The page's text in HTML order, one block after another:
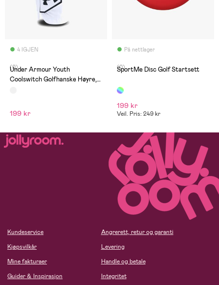
4 IGJEN
(0)
Under Armour Youth
Coolswitch Golfhanske Høyre,
199 kr
På nettlager
(0)
SportMe Disc Golf Startsett
199 kr
Veil. Pris: 249 kr
Kundeservice
Kjøpsvilkår
Mine fakturaer
Guider & Inspirasjon
Angrerett, retur og garanti
Levering
Handle og betale
Integritet